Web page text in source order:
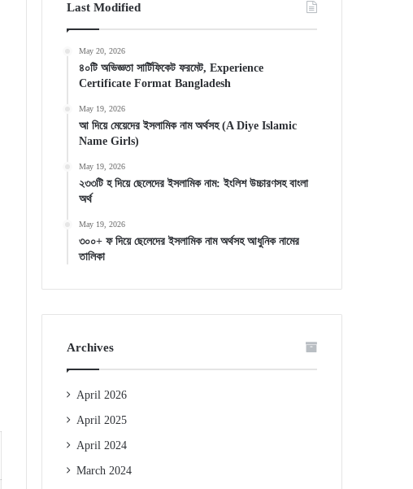
Last Modified
May 20, 2026
৪০টি অভিজ্ঞতা সার্টিফিকেট ফরমেট, Experience
Certificate Format Bangladesh
May 19, 2026
আ দিয়ে মেয়েদের ইসলামিক নাম অর্থসহ (A Diye Islamic
Name Girls)
May 19, 2026
২৩৩টি হ দিয়ে ছেলেদের ইসলামিক নাম: ইংলিশ উচ্চারণসহ বাংলা
অর্থ
May 19, 2026
৩০০+ ফ দিয়ে ছেলেদের ইসলামিক নাম অর্থসহ আধুনিক নামের
তালিকা
Archives
April 2026
April 2025
April 2024
March 2024